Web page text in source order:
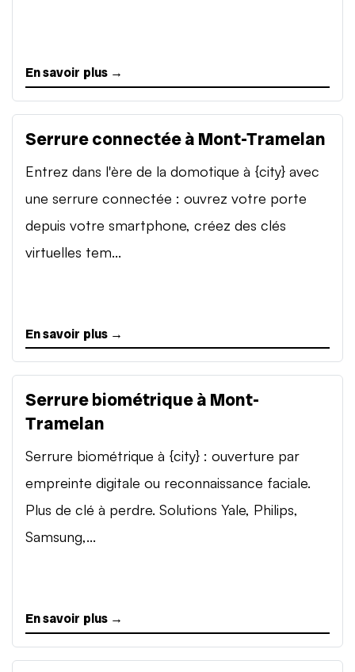
En savoir plus →
Serrure connectée à Mont-Tramelan
Entrez dans l'ère de la domotique à {city} avec
une serrure connectée : ouvrez votre porte
depuis votre smartphone, créez des clés
virtuelles tem...
En savoir plus →
Serrure biométrique à Mont-
Tramelan
Serrure biométrique à {city} : ouverture par
empreinte digitale ou reconnaissance faciale.
Plus de clé à perdre. Solutions Yale, Philips,
Samsung,...
En savoir plus →